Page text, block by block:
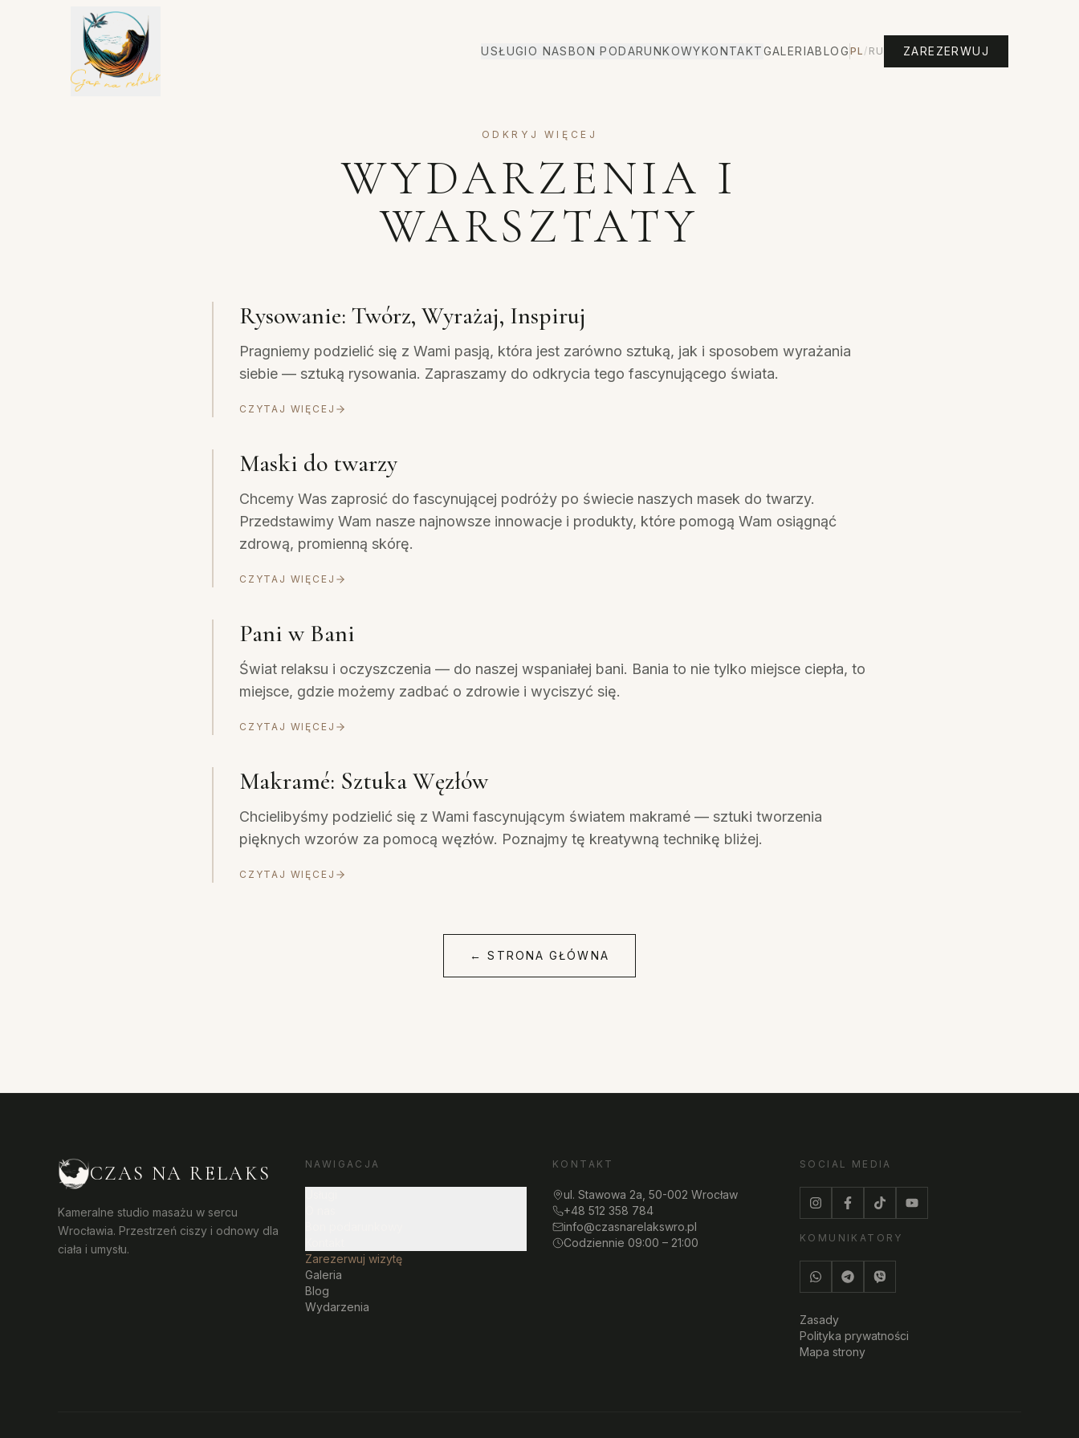
USŁUGIO NASBON PODARUNKOWYKONTAKTGALERIABLOG PL / RU ZAREZERWUJ
ODKRYJ WIĘCEJ
WYDARZENIA I
WARSZTATY
Rysowanie: Twórz, Wyrażaj, Inspiruj
Pragniemy podzielić się z Wami pasją, która jest zarówno sztuką, jak i sposobem wyrażania
siebie — sztuką rysowania. Zapraszamy do odkrycia tego fascynującego świata.
CZYTAJ WIĘCEJ
Maski do twarzy
Chcemy Was zaprosić do fascynującej podróży po świecie naszych masek do twarzy.
Przedstawimy Wam nasze najnowsze innowacje i produkty, które pomogą Wam osiągnąć
zdrową, promienną skórę.
CZYTAJ WIĘCEJ
Pani w Bani
Świat relaksu i oczyszczenia — do naszej wspaniałej bani. Bania to nie tylko miejsce ciepła, to
miejsce, gdzie możemy zadbać o zdrowie i wyciszyć się.
CZYTAJ WIĘCEJ
Makramé: Sztuka Węzłów
Chcielibyśmy podzielić się z Wami fascynującym światem makramé — sztuki tworzenia
pięknych wzorów za pomocą węzłów. Poznajmy tę kreatywną technikę bliżej.
CZYTAJ WIĘCEJ
←STRONA GŁÓWNA
CZAS NA RELAKS
Kameralne studio masażu w sercu
Wrocławia. Przestrzeń ciszy i odnowy dla
ciała i umysłu.
NAWIGACJA
Zarezerwuj wizytę
Galeria
Blog
Wydarzenia
KONTAKT
ul. Stawowa 2a, 50-002 Wrocław
+48 512 358 784
info@czasnarelakswro.pl
Codziennie 09:00 – 21:00
SOCIAL MEDIA
KOMUNIKATORY
Zasady
Polityka prywatności
Mapa strony